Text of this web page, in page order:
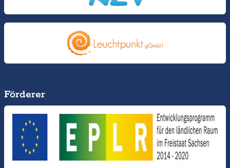
Förderer